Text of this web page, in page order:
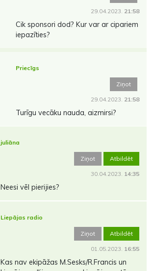
29.04.2023. 21:58
Cik sponsori dod? Kur var ar cipariem
iepazīties?
Priecīgs
Ziņot
29.04.2023. 21:58
Turīgu vecāku nauda, aizmirsi?
juliāna
Ziņot Atbildēt
30.04.2023. 14:35
Neesi vēl pierijies?
Liepājas radio
Ziņot Atbildēt
01.05.2023. 16:55
Kas nav ekipāžas M.Sesks/R.Francis un